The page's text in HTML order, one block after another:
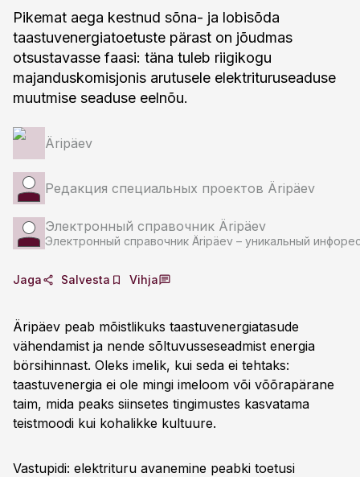
Pikemat aega kestnud sõna- ja lobisõda
taastuvenergiatoetuste pärast on jõudmas
otsustavasse faasi: täna tuleb riigikogu
majanduskomisjonis arutusele elektrituruseaduse
muutmise seaduse eelnõu.
Äripäev
Редакция специальных проектов Äripäev
Электронный справочник Äripäev
Электронный справочник Äripäev – уникальный
Jaga Salvesta Vihja
Äripäev peab mõistlikuks taastuvenergiatasude
vähendamist ja nende sõltuvusseseadmist energia
börsihinnast. Oleks imelik, kui seda ei tehtaks:
taastuvenergia ei ole mingi imeloom või võõrapärane
taim, mida peaks siinsetes tingimustes kasvatama
teistmoodi kui kohalikke kultuure.
Vastupidi: elektrituru avanemine peabki toetusi